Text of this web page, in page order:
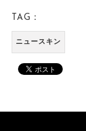
TAG：
ニュースキン